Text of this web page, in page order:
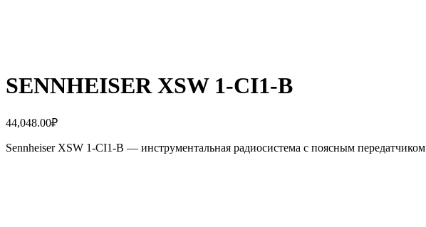
SENNHEISER XSW 1-CI1-B
44,048.00₽
Sennheiser XSW 1-CI1-B — инструментальная радиосистема с поясным передатчиком